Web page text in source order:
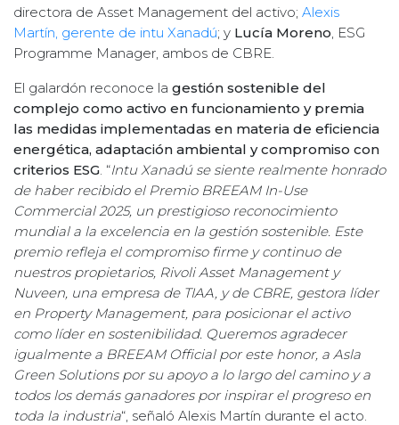
directora de Asset Management del activo; Alexis
Martín, gerente de intu Xanadú; y Lucía Moreno, ESG
Programme Manager, ambos de CBRE.
El galardón reconoce la gestión sostenible del
complejo como activo en funcionamiento y premia
las medidas implementadas en materia de eficiencia
energética, adaptación ambiental y compromiso con
criterios ESG. “Intu Xanadú se siente realmente honrado
de haber recibido el Premio BREEAM In-Use
Commercial 2025, un prestigioso reconocimiento
mundial a la excelencia en la gestión sostenible. Este
premio refleja el compromiso firme y continuo de
nuestros propietarios, Rivoli Asset Management y
Nuveen, una empresa de TIAA, y de CBRE, gestora líder
en Property Management, para posicionar el activo
como líder en sostenibilidad. Queremos agradecer
igualmente a BREEAM Official por este honor, a Asla
Green Solutions por su apoyo a lo largo del camino y a
todos los demás ganadores por inspirar el progreso en
toda la industria“, señaló Alexis Martín durante el acto.